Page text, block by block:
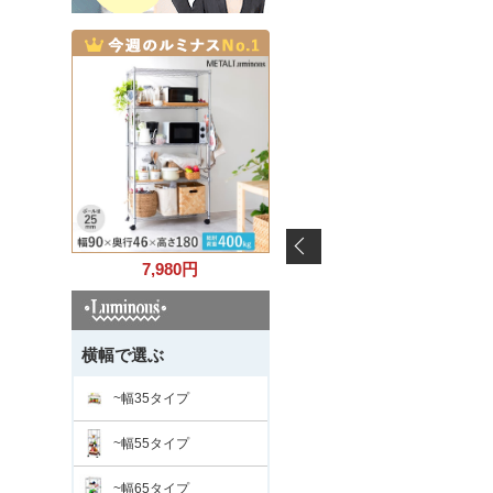
7,980円
横幅で選ぶ
~幅35タイプ
~幅55タイプ
~幅65タイプ